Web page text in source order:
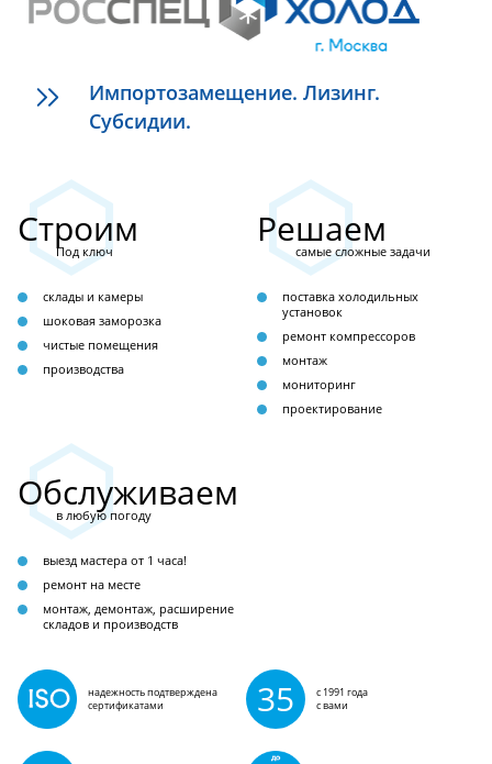
Импортозамещение. Лизинг.
Субсидии.
Строим
Под ключ
склады и камеры
шоковая заморозка
чистые помещения
производства
Решаем
самые сложные задачи
поставка холодильных
установок
ремонт компрессоров
монтаж
мониторинг
проектирование
Обслуживаем
в любую погоду
выезд мастера от 1 часа!
ремонт на месте
монтаж, демонтаж, расширение
складов и производств
надежность подтверждена
сертификатами
35
с 1991 года
с вами